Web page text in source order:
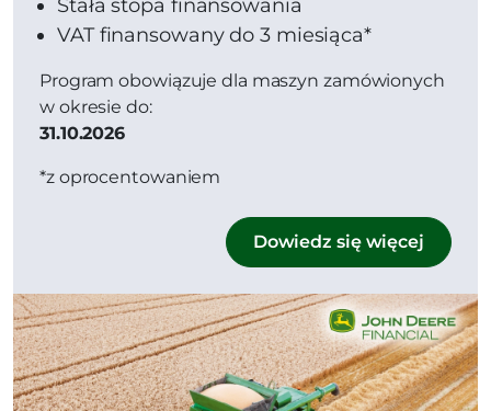
Stała stopa finansowania
VAT finansowany do 3 miesiąca*
Program obowiązuje dla maszyn zamówionych
w okresie do:
31.10.2026
*z oprocentowaniem
Dowiedz się więcej